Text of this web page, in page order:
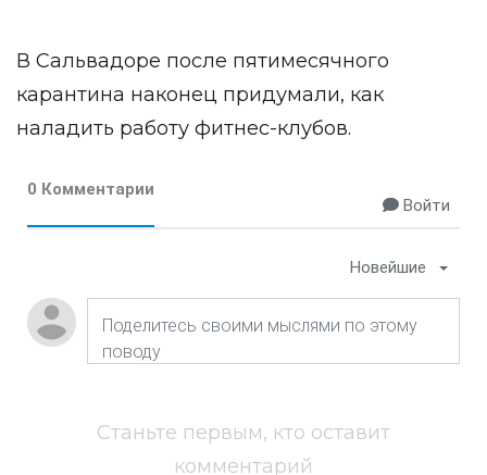
В Сальвадоре после пятимесячного
карантина наконец придумали, как
наладить работу фитнес-клубов.
0 Комментарии
Войти
Новейшие
Станьте первым, кто оставит
комментарий